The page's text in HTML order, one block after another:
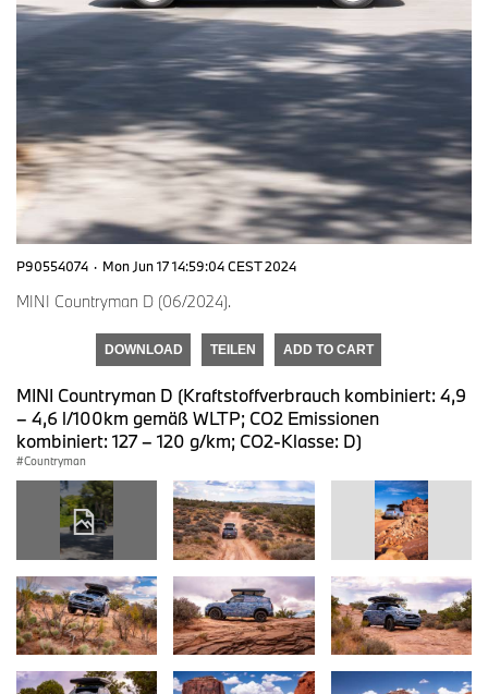
P90554074 · Mon Jun 17 14:59:04 CEST 2024
MINI Countryman D (06/2024).
DOWNLOAD TEILEN ADD TO CART
MINI Countryman D (Kraftstoffverbrauch kombiniert: 4,9
– 4,6 l/100km gemäß WLTP; CO2 Emissionen
kombiniert: 127 – 120 g/km; CO2-Klasse: D)
Countryman